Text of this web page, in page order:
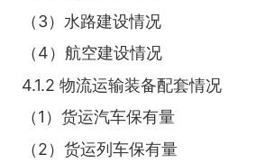
（3）水路建设情况
（4）航空建设情况
4.1.2 物流运输装备配套情况
（1）货运汽车保有量
（2）货运列车保有量